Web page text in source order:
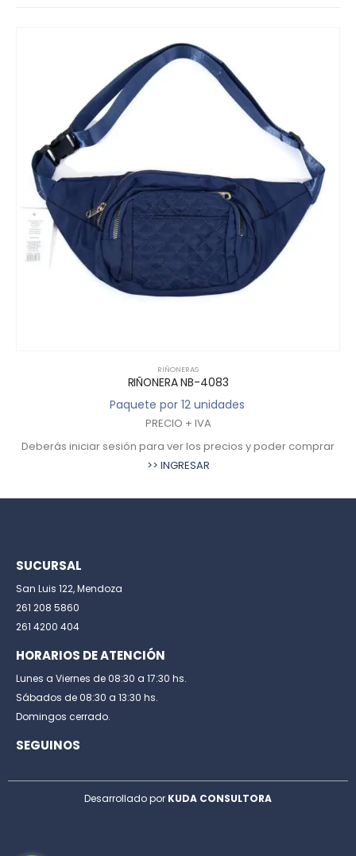
RIÑONERAS
RIÑONERA NB-4083
Paquete por 12 unidades
PRECIO + IVA
Deberás iniciar sesión para ver los precios y poder comprar
>> INGRESAR
SUCURSAL
San Luis 122, Mendoza
261 208 5860
261 4200 404
HORARIOS DE ATENCIÓN
Lunes a Viernes de 08:30 a 17:30 hs.
Sábados de 08:30 a 13:30 hs.
Domingos cerrado.
SEGUINOS
Desarrollado por KUDA CONSULTORA